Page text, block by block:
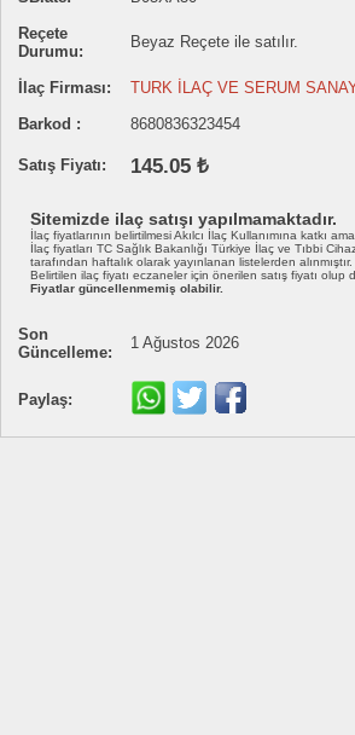
Reçete
Durumu:
Beyaz Reçete ile satılır.
İlaç Firması:
TURK İLAÇ VE SERUM
Barkod :
8680836323454
Satış Fiyatı: 145.05 ₺
Sitemizde ilaç satışı yapılmamaktadır.
İlaç fiyatlarının belirtilmesi Akılcı İlaç Kullanımına katkı
İlaç fiyatları TC Sağlık Bakanlığı Türkiye İlaç ve Tıbbi
tarafından haftalık olarak yayınlanan listelerden alınmıştır.
Belirtilen ilaç fiyatı eczaneler için önerilen satış fiyatı olup
Fiyatlar güncellenmemiş olabilir.
Son
Güncelleme:
1 Ağustos 2026
Paylaş: